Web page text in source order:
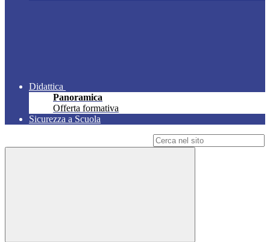
Didattica
Panoramica
Offerta formativa
Sicurezza a Scuola